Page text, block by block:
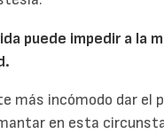
puede impedir a la
más incómodo dar el
en esta